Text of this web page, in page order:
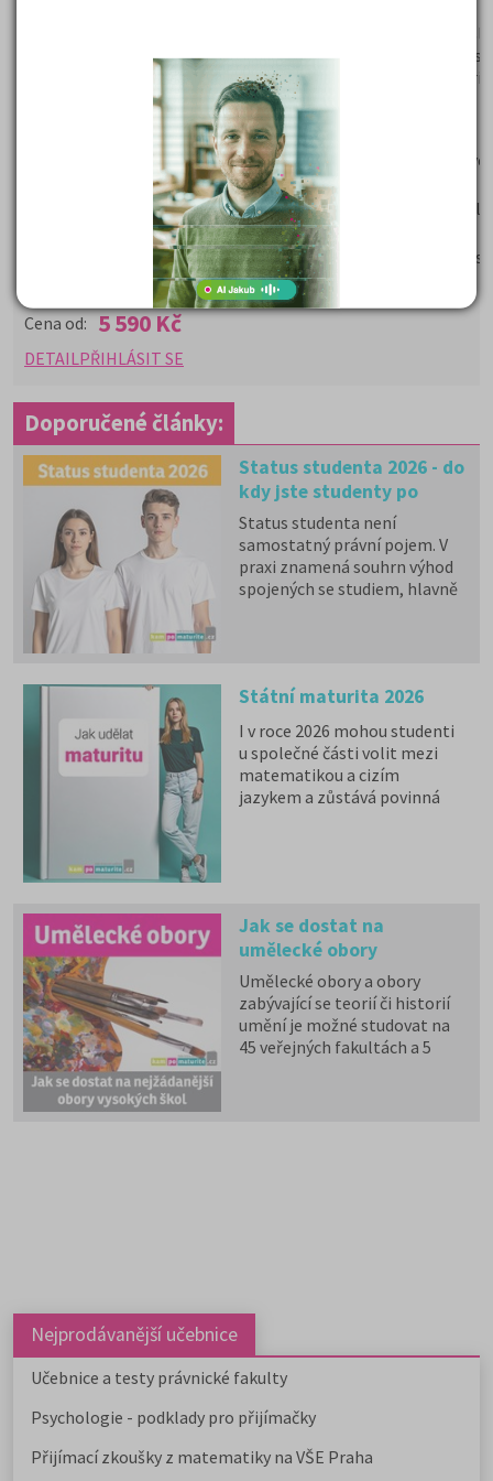
numerické myšlení, symbolické myšlení, prostorová
úsudky, analytické myšlení, základy vědeckého myšlení,
myšlení. Analýza a testování variant
Proč si vybrat tento kurz?
Příprava na Testy studijních předpokladů Masarykovy
TSP používá celá řada fakult MU
Studenti se naučí strategii řešení testů, řešení typových
poslední příležitost připravit se v kurzu
krátce před přijímačkami - budete mít nacvičené příklady
čerstvě v hlavě!
Cena od: 5 590 Kč
DETAILPŘIHLÁSIT SE
Doporučené články:
Status studenta 2026 - do
kdy jste studenty po
maturitě?
Status studenta není
samostatný právní pojem. V
praxi znamená souhrn výhod
spojených se studiem, hlavně
Státní maturita 2026
I v roce 2026 mohou studenti
u společné části volit mezi
matematikou a cizím
jazykem a zůstává povinná
Jak se dostat na
umělecké obory
Umělecké obory a obory
zabývající se teorií či historií
umění je možné studovat na
45 veřejných fakultách a 5
Nejprodávanější učebnice
Učebnice a testy právnické fakulty
Psychologie - podklady pro přijímačky
Přijímací zkoušky z matematiky na VŠE Praha